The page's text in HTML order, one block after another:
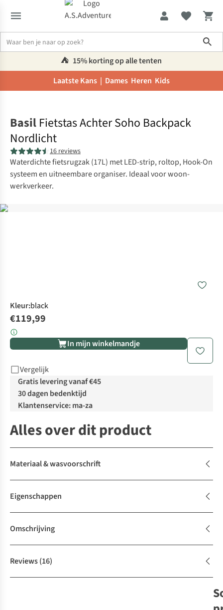
⛺️ 15% korting op alle tenten
Laatste Kans | Dames Heren Kids
Basil Fietstas Achter Soho Backpack
Nordlicht
16 reviews
Waterdichte fietsrugzak (17L) met LED-strip, roltop, Hook-On
systeem en uitneembare organiser. Ideaal voor woon-
werkverkeer.
Kleur:black
€119,99
In mijn winkelmandje
Vergelijk
Gratis levering vanaf €45
30 dagen bedenktijd
Klantenservice: ma-za
Alles over dit product
Materiaal & wasvoorschrift
Eigenschappen
Omschrijving
Reviews(16)